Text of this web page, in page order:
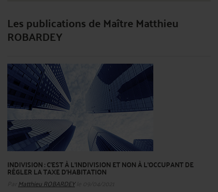
Les publications de Maître Matthieu
ROBARDEY
INDIVISION : C'EST À L'INDIVISION ET NON À L'OCCUPANT DE
RÉGLER LA TAXE D'HABITATION
Matthieu ROBARDEYle 09/04/2021